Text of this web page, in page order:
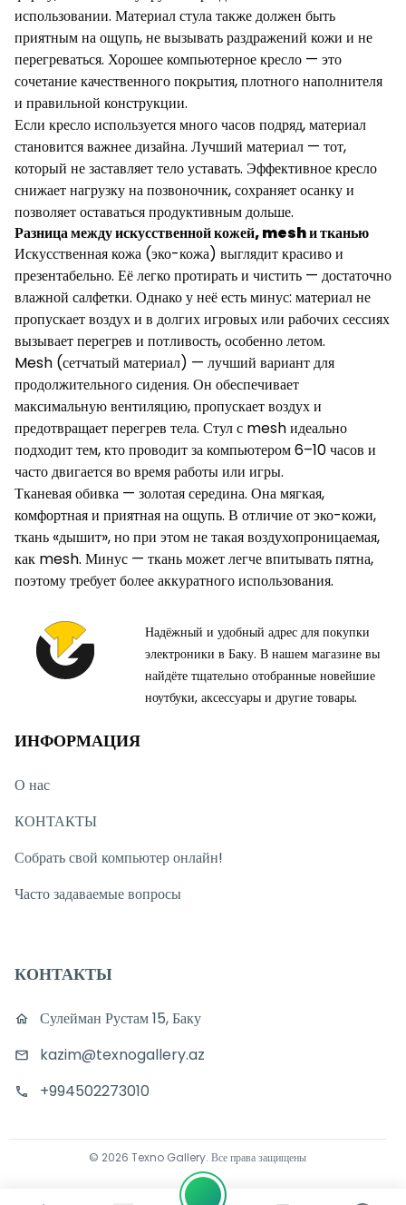
использовании. Материал стула также должен быть
приятным на ощупь, не вызывать раздражений кожи и не
перегреваться. Хорошее компьютерное кресло — это
сочетание качественного покрытия, плотного наполнителя
и правильной конструкции.
Если кресло используется много часов подряд, материал
становится важнее дизайна. Лучший материал — тот,
который не заставляет тело уставать. Эффективное кресло
снижает нагрузку на позвоночник, сохраняет осанку и
позволяет оставаться продуктивным дольше.
Разница между искусственной кожей, mesh и тканью
Искусственная кожа (эко-кожа) выглядит красиво и
презентабельно. Её легко протирать и чистить — достаточно
влажной салфетки. Однако у неё есть минус: материал не
пропускает воздух и в долгих игровых или рабочих сессиях
вызывает перегрев и потливость, особенно летом.
Mesh (сетчатый материал) — лучший вариант для
продолжительного сидения. Он обеспечивает
максимальную вентиляцию, пропускает воздух и
предотвращает перегрев тела. Стул с mesh идеально
подходит тем, кто проводит за компьютером 6–10 часов и
часто двигается во время работы или игры.
Тканевая обивка — золотая середина. Она мягкая,
комфортная и приятная на ощупь. В отличие от эко-кожи,
ткань «дышит», но при этом не такая воздухопроницаемая,
как mesh. Минус — ткань может легче впитывать пятна,
поэтому требует более аккуратного использования.
Надёжный и удобный адрес для покупки
электроники в Баку. В нашем магазине вы
найдёте тщательно отобранные новейшие
ноутбуки, аксессуары и другие товары.
ИНФОРМАЦИЯ
О нас
КОНТАКТЫ
Собрать свой компьютер онлайн!
Часто задаваемые вопросы
КОНТАКТЫ
Сулейман Рустам 15, Баку
kazim@texnogallery.az
+994502273010
© 2026 Texno Gallery. Все права защищены